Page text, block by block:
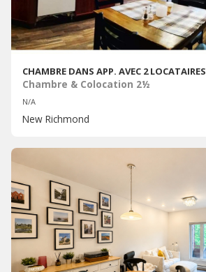
CHAMBRE DANS APP. AVEC 2 LOCATAIRES
Chambre & Colocation 2½
N/A
New Richmond